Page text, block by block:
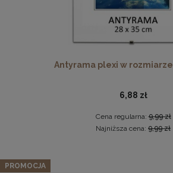
Ramka na zdjęcia 15x23 cm,
Antyrama plexi w rozmiarze
6,88 zł
Cena regularna:9,99 zł
Najniższa cena: 9,99 zł
PROMOCJA